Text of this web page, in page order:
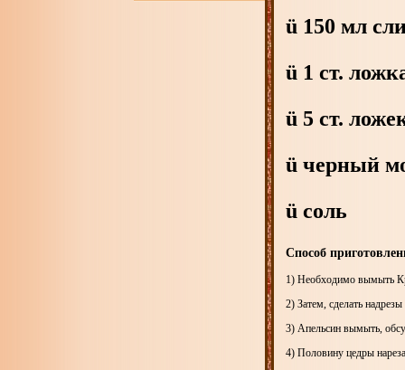
ü 150 мл
ü 1 ст.
ü 5 ст.
ü черный
ü соль
Способ
1) Необходимо вымыть
2) Затем, сделать
3) Апельсин вымыть,
4) Половину цедры